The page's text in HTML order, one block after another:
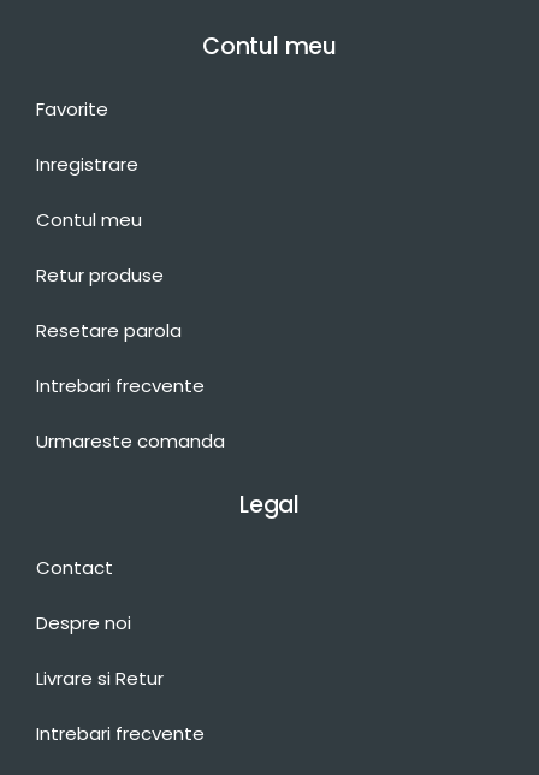
Contul meu
Favorite
Inregistrare
Contul meu
Retur produse
Resetare parola
Intrebari frecvente
Urmareste comanda
Legal
Contact
Despre noi
Livrare si Retur
Intrebari frecvente